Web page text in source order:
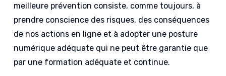
meilleure prévention consiste, comme toujours, à
prendre conscience des risques, des conséquences
de nos actions en ligne et à adopter une posture
numérique adéquate qui ne peut être garantie que
par une formation adéquate et continue.